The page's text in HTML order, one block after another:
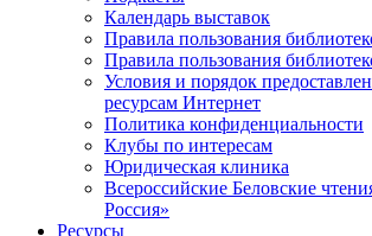
Календарь выставок
Правила пользования
Правила пользования
Условия и порядок
ресурсам Интернет
Политика конфиденциальности
Клубы по интересам
Юридическая клиника
Всероссийские Беловские
Россия»
Ресурсы